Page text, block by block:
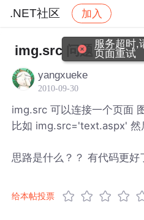
.NET社区 加入
社区 .NET社区 帖子
img.src 问题
yangxueke
2010-09-30
img.src 可以连接一个页面
比如 img.src='text.aspx' 然
思路是什么？？ 有代码更好
给本帖投票
服务超时,
页面重试